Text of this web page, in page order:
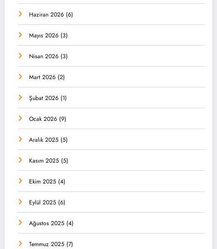
Haziran 2026 (6)
Mayıs 2026 (3)
Nisan 2026 (3)
Mart 2026 (2)
Şubat 2026 (1)
Ocak 2026 (9)
Aralık 2025 (5)
Kasım 2025 (5)
Ekim 2025 (4)
Eylül 2025 (6)
Ağustos 2025 (4)
Temmuz 2025 (7)